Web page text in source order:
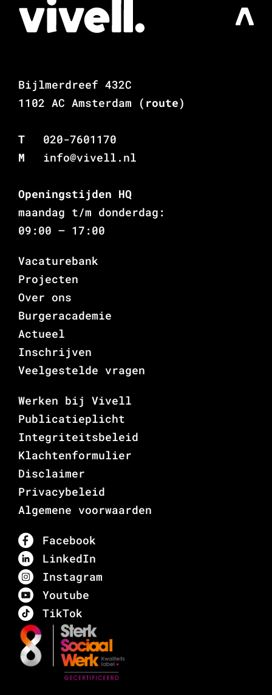
Bijlmerdreef 432C
1102 AC Amsterdam
(route)
T
020-7601170
M
info@vivell.nl
Openingstijden HQ
maandag t/m donderdag:
09:00 – 17:00
Vacaturebank
Projecten
Over ons
Burgeracademie
Actueel
Inschrijven
Veelgestelde vragen
Werken bij Vivell
Publicatieplicht
Integriteitsbeleid
Klachtenformulier
Disclaimer
Privacybeleid
Algemene voorwaarden
Facebook
LinkedIn
Instagram
Youtube
TikTok